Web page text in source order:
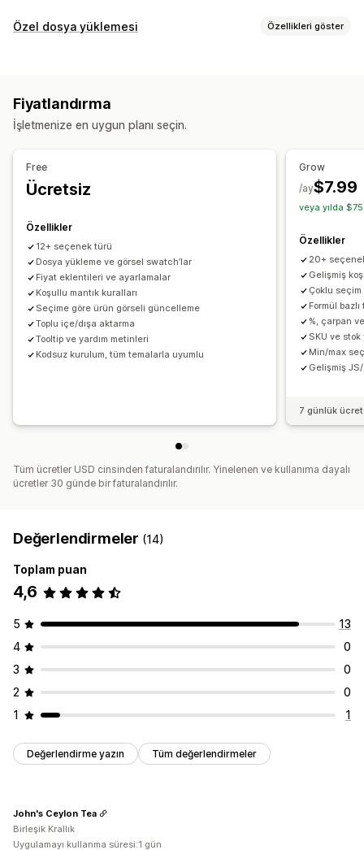
Özelleştirme
Hediye paketi Özel CSS
İçe ve dışa aktarma
Varyasyonlar ekranı
Fiyatlandırma
Toplu fiyatlandırma
Eklentiler
Varyasyon ek ücretleri
Envanter
Stokta olmayanları gizleme
Stok durumu
Stoka eklendi ekranı Otomatik güncellemeler
Özel dosya yüklemesi Özellikleri göster
Fiyatlandırma
İşletmenize en uygun planı seçin.
Free
Ücretsiz
Özellikler
12+ seçenek türü
Dosya yükleme ve görsel swatch’lar
Fiyat eklentileri ve ayarlamalar
Koşullu mantık kuralları
Seçime göre ürün görseli güncelleme
Toplu içe/dışa aktarma
Tooltip ve yardım metinleri
Kodsuz kurulum, tüm temalarla uyumlu
Grow
$7.99
/ay
veya yılda
Özellikler
20+
Gelişmiş
Çoklu
Formül
%, çarpan
SKU ve
Min/max
Gelişmiş
7 günlük
Tüm ücretler USD cinsinden faturalandırılır. Yinelenen ve kullanıma dayalı
ücretler 30 günde bir faturalandırılır.
Değerlendirmeler (14)
Toplam puan
4,6
5
13
4
0
3
0
2
0
1
1
Değerlendirme yazın Tüm değerlendirmeler
John's Ceylon Tea
Birleşik Krallık
Uygulamayı kullanma süresi:1 gün